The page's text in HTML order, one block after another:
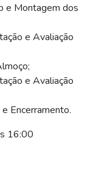
e Montagem dos
e Avaliação
e Avaliação
Encerramento.
16:00